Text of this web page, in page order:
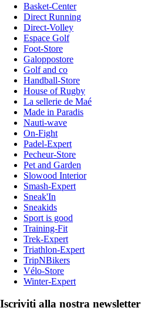
Basket-Center
Direct Running
Direct-Volley
Espace Golf
Foot-Store
Galoppostore
Golf and co
Handball-Store
House of Rugby
La sellerie de Maé
Made in Paradis
Nauti-wave
On-Fight
Padel-Expert
Pecheur-Store
Pet and Garden
Slowood Interior
Smash-Expert
Sneak'In
Sneakids
Sport is good
Training-Fit
Trek-Expert
Triathlon-Expert
TripNBikers
Vélo-Store
Winter-Expert
Iscriviti alla nostra newsletter